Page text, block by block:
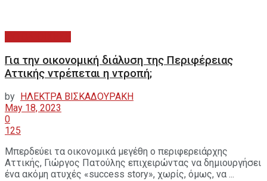
Για την οικονομική διάλυση της Περιφέρειας
Αττικής ντρέπεται η ντροπή;
by
ΗΛΕΚΤΡΑ ΒΙΣΚΑΔΟΥΡΑΚΗ
May 18, 2023
0
125
Μπερδεύει τα οικονομικά μεγέθη ο περιφερειάρχης
Αττικής, Γιώργος Πατούλης επιχειρώντας να δημιουργήσει
ένα ακόμη ατυχές «success story», χωρίς, όμως, να ...